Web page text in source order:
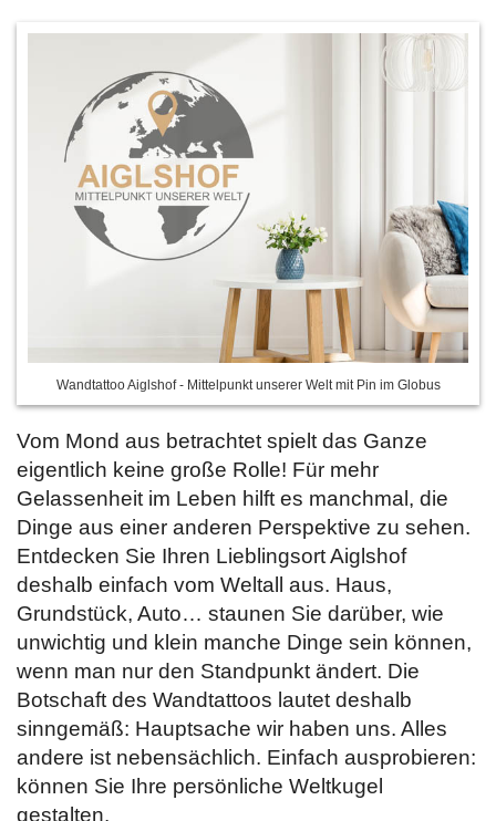
Wandtattoo Aiglshof - Mittelpunkt unserer Welt mit Pin im Globus
Vom Mond aus betrachtet spielt das Ganze
eigentlich keine große Rolle! Für mehr
Gelassenheit im Leben hilft es manchmal, die
Dinge aus einer anderen Perspektive zu sehen.
Entdecken Sie Ihren Lieblingsort Aiglshof
deshalb einfach vom Weltall aus. Haus,
Grundstück, Auto… staunen Sie darüber, wie
unwichtig und klein manche Dinge sein können,
wenn man nur den Standpunkt ändert. Die
Botschaft des Wandtattoos lautet deshalb
sinngemäß: Hauptsache wir haben uns. Alles
andere ist nebensächlich. Einfach ausprobieren:
können Sie Ihre persönliche Weltkugel
gestalten.